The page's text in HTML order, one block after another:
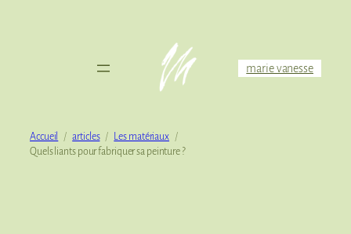
marie vanesse
Accueil articles
Les matériaux
Quels liants pour fabriquer sa peinture ?